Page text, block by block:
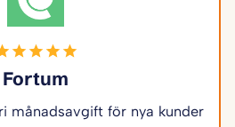
Fortum
månadsavgift för nya kunder